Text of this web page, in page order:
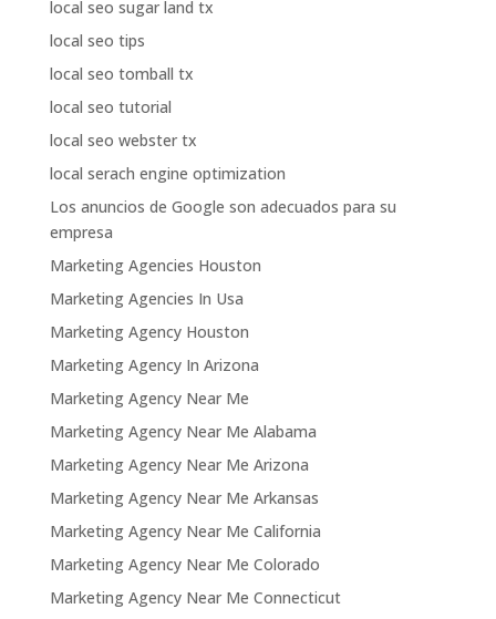
local seo sugar land tx
local seo tips
local seo tomball tx
local seo tutorial
local seo webster tx
local serach engine optimization
Los anuncios de Google son adecuados para su
empresa
Marketing Agencies Houston
Marketing Agencies In Usa
Marketing Agency Houston
Marketing Agency In Arizona
Marketing Agency Near Me
Marketing Agency Near Me Alabama
Marketing Agency Near Me Arizona
Marketing Agency Near Me Arkansas
Marketing Agency Near Me California
Marketing Agency Near Me Colorado
Marketing Agency Near Me Connecticut